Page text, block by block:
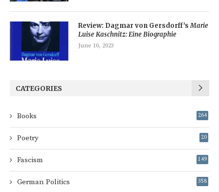
Review: Dagmar von Gersdorff’sMarie
Luise Kaschnitz: Eine Biographie
June 10, 2023
CATEGORIES
Books 264
Poetry 20
Fascism 149
German Politics 358